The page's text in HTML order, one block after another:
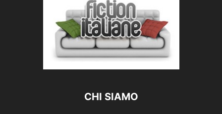
CHI SIAMO